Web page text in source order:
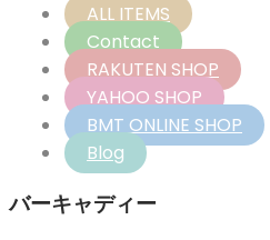
ALL ITEMS
Contact
RAKUTEN SHOP
YAHOO SHOP
BMT ONLINE SHOP
Blog
バーキャディー